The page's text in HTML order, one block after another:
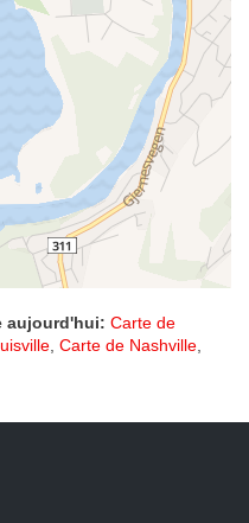
aujourd'hui: Carte de
, Carte de Nashville,